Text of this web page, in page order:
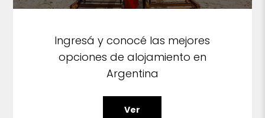
Ingresá y conocé las mejores
opciones de alojamiento en
Argentina
Ver